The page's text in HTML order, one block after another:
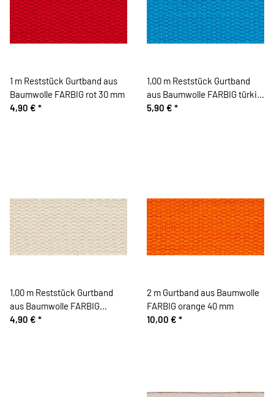
1 m Reststück Gurtband aus
Baumwolle FARBIG rot 30 mm
4,90 € *
1,00 m Reststück Gurtband
aus Baumwolle FARBIG türkis
40 mm
5,90 € *
1,00 m Reststück Gurtband
aus Baumwolle FARBIG
wollweiß 30 mm
4,90 € *
2 m Gurtband aus Baumwolle
FARBIG orange 40 mm
10,00 € *